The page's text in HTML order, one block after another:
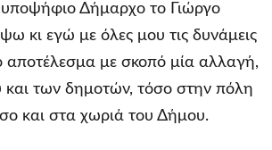
υποψήφιο Δήμαρχο το Γιώργο
κι εγώ με όλες μου τις δυνάμεις
αποτέλεσμα με σκοπό μία αλλαγή,
και των δημοτών, τόσο στην πόλη
και στα χωριά του Δήμου.